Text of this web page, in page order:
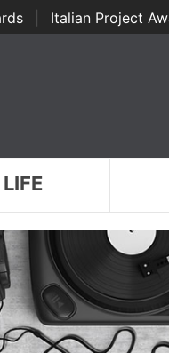
Italian Project